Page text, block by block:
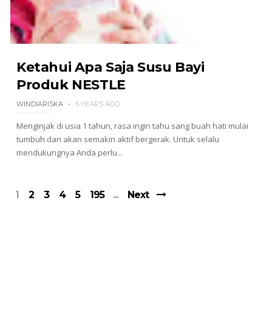
Ketahui Apa Saja Susu Bayi
Produk NESTLE
WINDIARISKA 5 YEARS AGO
Menginjak di usia 1 tahun, rasa ingin tahu sang buah hati mulai
tumbuh dan akan semakin aktif bergerak. Untuk selalu
mendukungnya Anda perlu...
1 2 3 4 5 195 Next